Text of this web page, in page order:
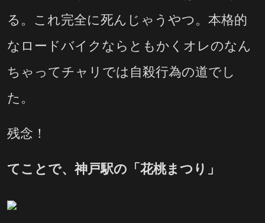
る。これ完全に死んじゃうやつ。本格的
なロードバイクならともかくオレのなん
ちゃってチャリでは自殺行為の道でし
た。
残念！
てことで、神戸駅の「花桃まつり」